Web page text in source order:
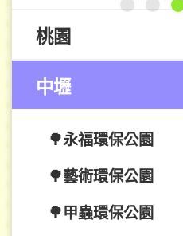
桃園
中壢
🌳永福環保公園
🌳藝術環保公園
🌳甲蟲環保公園